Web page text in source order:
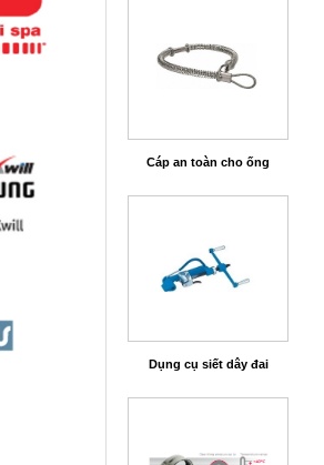
Cáp an toàn cho ống
Dụng cụ siết dây đai